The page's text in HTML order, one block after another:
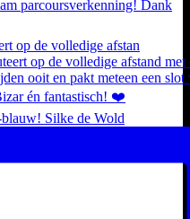
op de volledige afstan
Silke de Wold